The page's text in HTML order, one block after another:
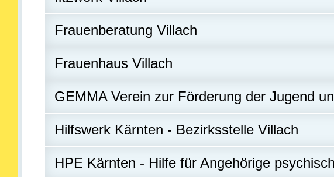
Frauenberatung Villach
Frauenhaus Villach
GEMMA Verein zur Förderung der Jugend
Hilfswerk Kärnten - Bezirksstelle Villach
HPE Kärnten - Hilfe für Angehörige